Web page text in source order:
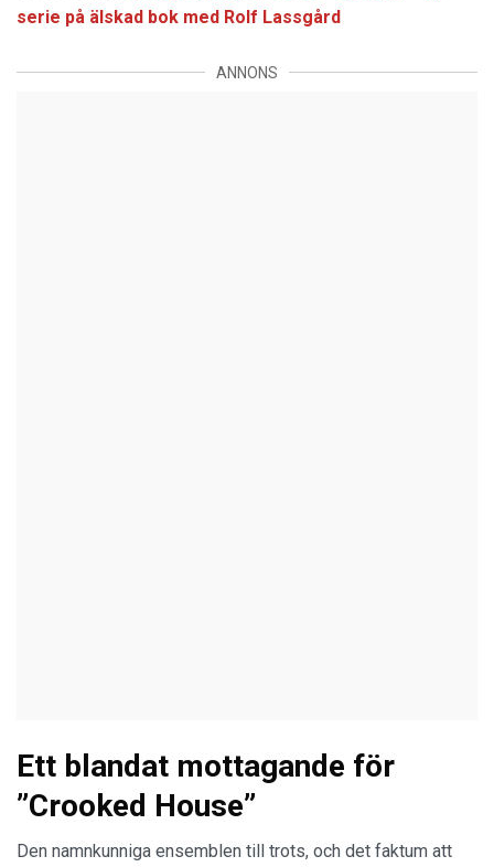
serie på älskad bok med Rolf Lassgård
ANNONS
Ett blandat mottagande för
”Crooked House”
Den namnkunniga ensemblen till trots, och det faktum att